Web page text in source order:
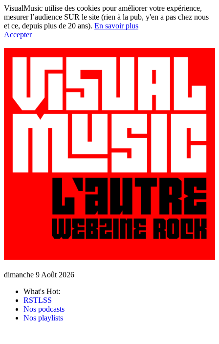
VisualMusic utilise des cookies pour améliorer votre expérience,
mesurer l’audience SUR le site (rien à la pub, y'en a pas chez nous
et ce, depuis plus de 20 ans). En savoir plus
Accepter
dimanche 9 Août 2026
What's Hot:
RSTLSS
Nos podcasts
Nos playlists